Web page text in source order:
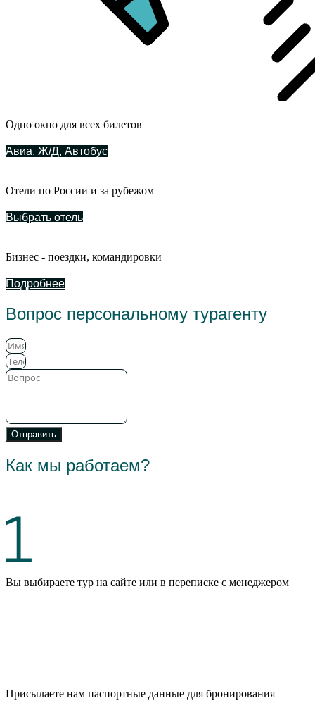
Одно окно для всех билетов
Авиа, Ж/Д, Автобус
Отели по России и за рубежом
Выбрать отель
Бизнес - поездки, командировки
Подробнее
Вопрос персональному турагенту
Отправить
Как мы работаем?
Вы выбираете тур на сайте или в переписке с менеджером
Присылаете нам паспортные данные для бронирования